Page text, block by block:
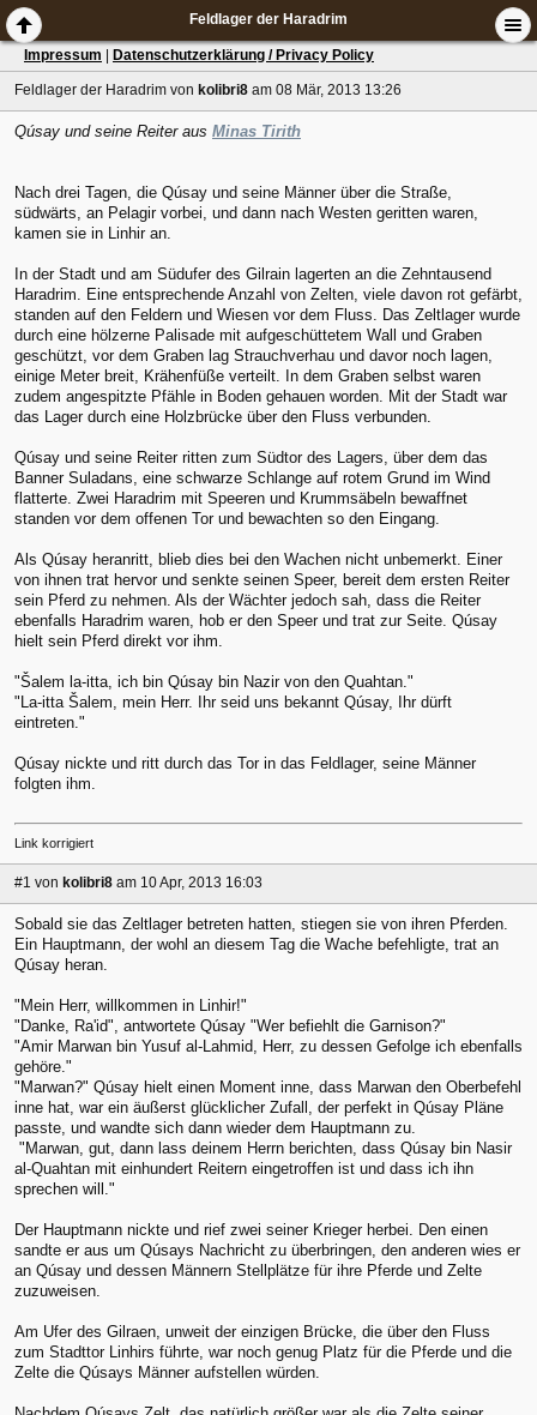
Feldlager der Haradrim
Impressum Datenschutzerklärung / Privacy Policy
Feldlager der Haradrim von kolibri8 am 08 Mär, 2013 13:26
Qúsay und seine Reiter aus Minas Tirith
Nach drei Tagen, die Qúsay und seine Männer über die Straße,
südwärts, an Pelagir vorbei, und dann nach Westen geritten waren,
kamen sie in Linhir an.
In der Stadt und am Südufer des Gilrain lagerten an die Zehntausend
Haradrim. Eine entsprechende Anzahl von Zelten, viele davon rot gefärbt,
standen auf den Feldern und Wiesen vor dem Fluss. Das Zeltlager wurde
durch eine hölzerne Palisade mit aufgeschüttetem Wall und Graben
geschützt, vor dem Graben lag Strauchverhau und davor noch lagen,
einige Meter breit, Krähenfüße verteilt. In dem Graben selbst waren
zudem angespitzte Pfähle in Boden gehauen worden. Mit der Stadt war
das Lager durch eine Holzbrücke über den Fluss verbunden.
Qúsay und seine Reiter ritten zum Südtor des Lagers, über dem das
Banner Suladans, eine schwarze Schlange auf rotem Grund im Wind
flatterte. Zwei Haradrim mit Speeren und Krummsäbeln bewaffnet
standen vor dem offenen Tor und bewachten so den Eingang.
Als Qúsay heranritt, blieb dies bei den Wachen nicht unbemerkt. Einer
von ihnen trat hervor und senkte seinen Speer, bereit dem ersten Reiter
sein Pferd zu nehmen. Als der Wächter jedoch sah, dass die Reiter
ebenfalls Haradrim waren, hob er den Speer und trat zur Seite. Qúsay
hielt sein Pferd direkt vor ihm.
"Šalem la-itta, ich bin Qúsay bin Nazir von den Quahtan."
"La-itta Šalem, mein Herr. Ihr seid uns bekannt Qúsay, Ihr dürft
eintreten."
Qúsay nickte und ritt durch das Tor in das Feldlager, seine Männer
folgten ihm.
Link korrigiert
#1 von kolibri8 am 10 Apr, 2013 16:03
Sobald sie das Zeltlager betreten hatten, stiegen sie von ihren Pferden.
Ein Hauptmann, der wohl an diesem Tag die Wache befehligte, trat an
Qúsay heran.
"Mein Herr, willkommen in Linhir!"
"Danke, Ra'id", antwortete Qúsay "Wer befiehlt die Garnison?"
"Amir Marwan bin Yusuf al-Lahmid, Herr, zu dessen Gefolge ich ebenfalls
gehöre."
"Marwan?" Qúsay hielt einen Moment inne, dass Marwan den Oberbefehl
inne hat, war ein äußerst glücklicher Zufall, der perfekt in Qúsay Pläne
passte, und wandte sich dann wieder dem Hauptmann zu.
"Marwan, gut, dann lass deinem Herrn berichten, dass Qúsay bin Nasir
al-Quahtan mit einhundert Reitern eingetroffen ist und dass ich ihn
sprechen will."
Der Hauptmann nickte und rief zwei seiner Krieger herbei. Den einen
sandte er aus um Qúsays Nachricht zu überbringen, den anderen wies er
an Qúsay und dessen Männern Stellplätze für ihre Pferde und Zelte
zuzuweisen.
Am Ufer des Gilraen, unweit der einzigen Brücke, die über den Fluss
zum Stadttor Linhirs führte, war noch genug Platz für die Pferde und die
Zelte die Qúsays Männer aufstellen würden.